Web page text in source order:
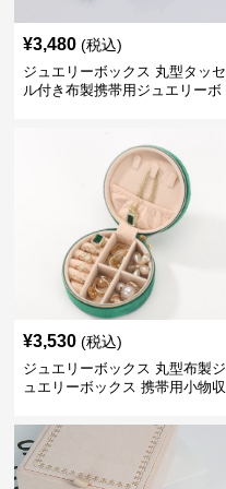
¥3,480 (税込)
ジュエリーボックス 丸型タッセ
ル付き布製携帯用ジュエリーボ
¥3,530 (税込)
ジュエリーボックス 丸型布製ジ
ュエリーボックス 携帯用小物収